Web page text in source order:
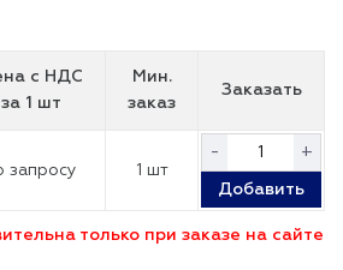
с НДС
за 1 шт
Мин.
заказ
Заказать
запросу 1 шт
- +
Добавить
только при заказе на сайте